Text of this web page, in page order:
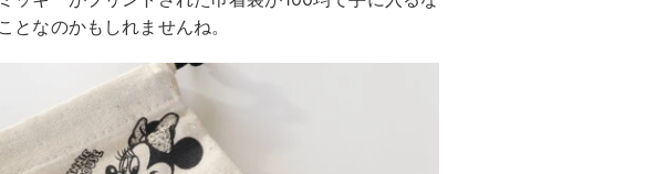
となのかもしれませんね。